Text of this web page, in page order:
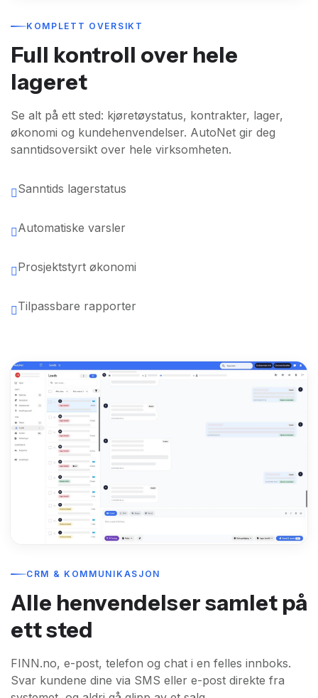
KOMPLETT OVERSIKT
Full kontroll over hele
lageret
Se alt på ett sted: kjøretøystatus, kontrakter, lager,
økonomi og kundehenvendelser. AutoNet gir deg
sanntidsoversikt over hele virksomheten.
Sanntids lagerstatus
Automatiske varsler
Prosjektstyrt økonomi
Tilpassbare rapporter
CRM & KOMMUNIKASJON
Alle henvendelser samlet på
ett sted
FINN.no, e-post, telefon og chat i en felles innboks.
Svar kundene dine via SMS eller e-post direkte fra